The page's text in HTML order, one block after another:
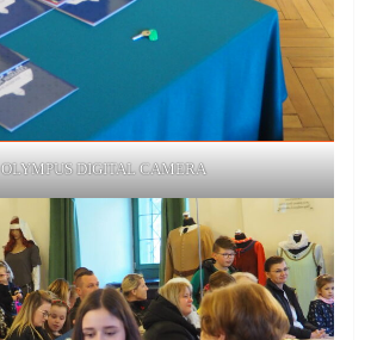
OLYMPUS DIGITAL CAMERA